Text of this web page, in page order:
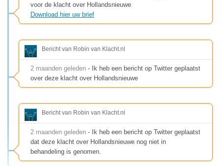
voor de klacht over Hollandsnieuwe
Download hier uw brief
Bericht van Robin van Klacht.nl
2 maanden geleden - Ik heb een bericht op Twitter geplaatst
over deze klacht over Hollandsnieuwe
Bericht van Robin van Klacht.nl
2 maanden geleden - Ik heb een bericht op Twitter geplaatst
dat deze klacht over Hollandsnieuwe nog niet in
behandeling is genomen.